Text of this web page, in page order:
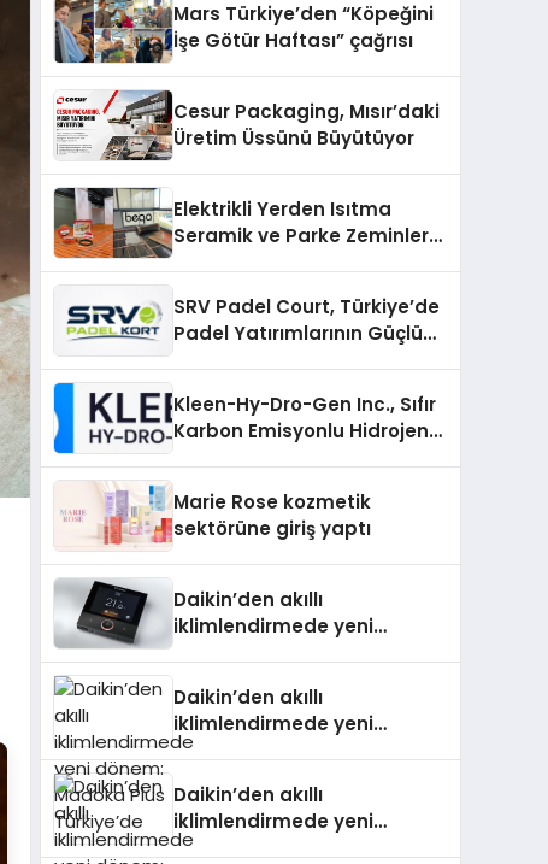
Mars Türkiye’den “Köpeğini
İşe Götür Haftası” çağrısı
Cesur Packaging, Mısır’daki
Üretim Üssünü Büyütüyor
Elektrikli Yerden Isıtma
Seramik ve Parke Zeminler
SRV Padel Court, Türkiye’de
Padel Yatırımlarının Güçlü
Kleen-Hy-Dro-Gen Inc., Sıfır
Karbon Emisyonlu Hidrojen
Aldı
Marie Rose kozmetik
sektörüne giriş yaptı
Daikin’den akıllı
iklimlendirmede yeni
Daikin’den akıllı
iklimlendirmede yeni
dönem: Madoka Plus
Daikin’den akıllı
iklimlendirmede yeni
dönem: Madoka Plus